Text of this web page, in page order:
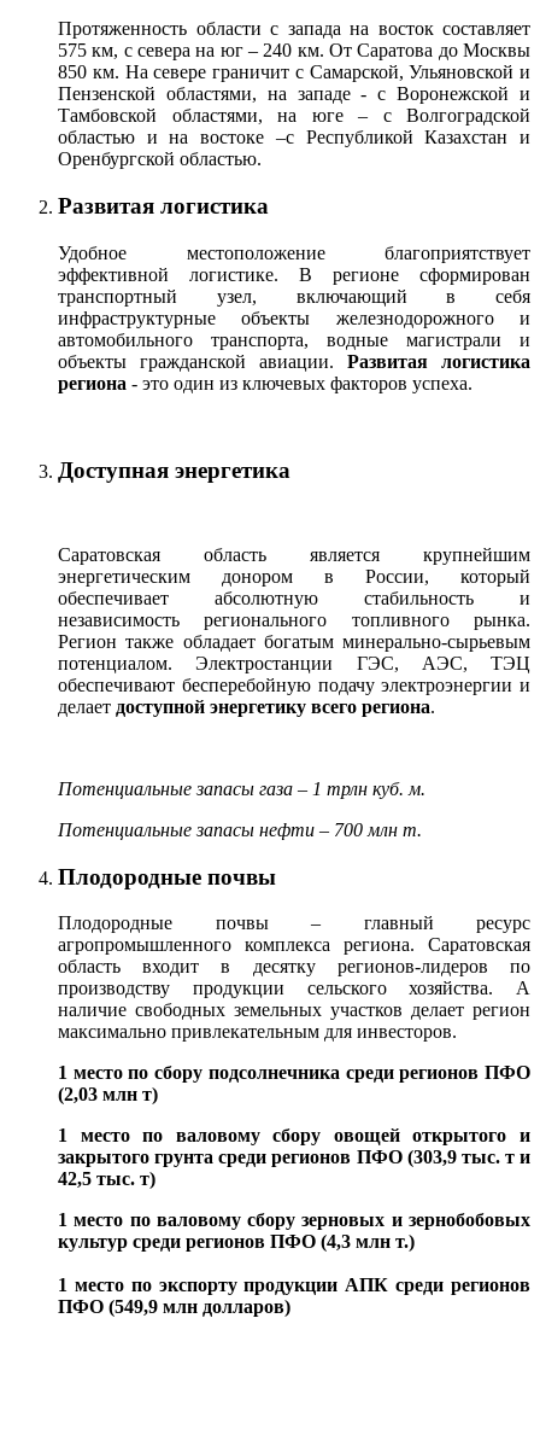
Протяженность области с запада на восток составляет
575 км, с севера на юг – 240 км. От Саратова до Москвы
850 км. На севере граничит с Самарской, Ульяновской и
Пензенской областями, на западе - с Воронежской и
Тамбовской областями, на юге – с Волгоградской
областью и на востоке –с Республикой Казахстан и
Оренбургской областью.
Развитая логистика
Удобное местоположение благоприятствует
эффективной логистике. В регионе сформирован
транспортный узел, включающий в себя
инфраструктурные объекты железнодорожного и
автомобильного транспорта, водные магистрали и
объекты гражданской авиации. Развитая логистика
региона - это один из ключевых факторов успеха.
Доступная энергетика
Саратовская область является крупнейшим
энергетическим донором в России, который
обеспечивает абсолютную стабильность и
независимость регионального топливного рынка.
Регион также обладает богатым минерально-сырьевым
потенциалом. Электростанции ГЭС, АЭС, ТЭЦ
обеспечивают бесперебойную подачу электроэнергии и
делает доступной энергетику всего региона.
Потенциальные запасы газа – 1 трлн куб. м.
Потенциальные запасы нефти – 700 млн т.
Плодородные почвы
Плодородные почвы – главный ресурс
агропромышленного комплекса региона. Саратовская
область входит в десятку регионов-лидеров по
производству продукции сельского хозяйства. А
наличие свободных земельных участков делает регион
максимально привлекательным для инвесторов.
1 место по сбору подсолнечника среди регионов ПФО
(2,03 млн т)
1 место по валовому сбору овощей открытого и
закрытого грунта среди регионов ПФО (303,9 тыс. т и
42,5 тыс. т)
1 место по валовому сбору зерновых и зернобобовых
культур среди регионов ПФО (4,3 млн т.)
1 место по экспорту продукции АПК среди регионов
ПФО (549,9 млн долларов)